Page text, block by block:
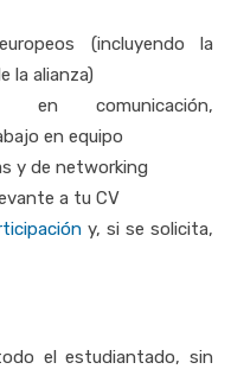
(incluyendo la
la alianza)
en comunicación,
en equipo
y de networking
a tu CV
y, si se solicita,
el estudiantado, sin